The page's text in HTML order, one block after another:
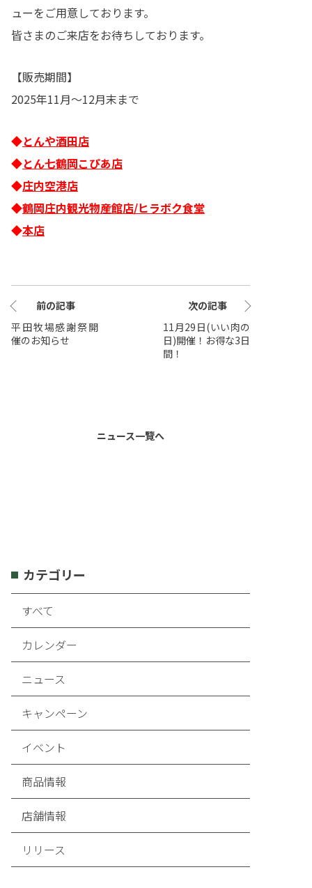
ューをご用意しております。
皆さまのご来店をお待ちしております。
【販売期間】
2025年11月～12月末まで
◆とんや酒田店
◆とん七鶴岡こぴあ店
◆庄内空港店
◆鶴岡庄内観光物産館店/ヒラボク食堂
◆本店
前の記事
平田牧場感謝祭開
催のお知らせ
ニュース一覽へ
次の記事
11月29日(いい肉の
日)開催！お得な3日
間！
カテゴリー
すべて
カレンダー
ニュース
キャンペーン
イベント
商品情報
店舗情報
リリース